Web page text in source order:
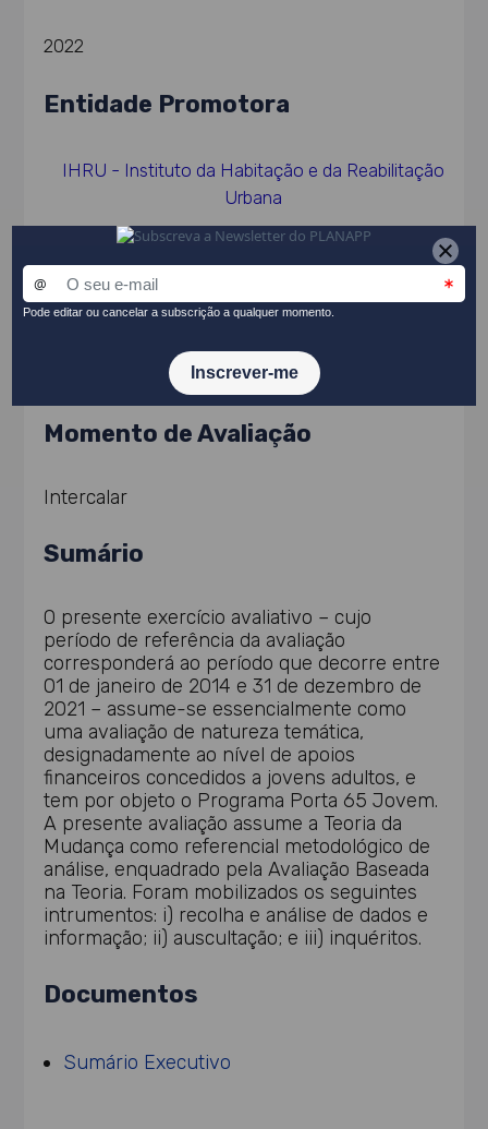
2022
Entidade Promotora
IHRU - Instituto da Habitação e da Reabilitação
Urbana
Equipa de Avaliação
EY-Parthenon
Momento de Avaliação
Intercalar
Sumário
O presente exercício avaliativo – cujo
período de referência da avaliação
corresponderá ao período que decorre entre
01 de janeiro de 2014 e 31 de dezembro de
2021 – assume-se essencialmente como
uma avaliação de natureza temática,
designadamente ao nível de apoios
financeiros concedidos a jovens adultos, e
tem por objeto o Programa Porta 65 Jovem.
A presente avaliação assume a Teoria da
Mudança como referencial metodológico de
análise, enquadrado pela Avaliação Baseada
na Teoria. Foram mobilizados os seguintes
intrumentos: i) recolha e análise de dados e
informação; ii) auscultação; e iii) inquéritos.
Documentos
Sumário Executivo